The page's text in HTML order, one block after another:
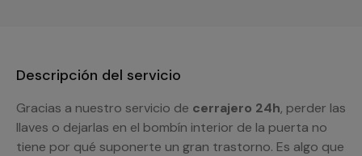
Descripción del servicio
Gracias a nuestro servicio de cerrajero 24h, perder las
llaves o dejarlas en el bombín interior de la puerta no
tiene por qué suponerte un gran trastorno. Es algo que